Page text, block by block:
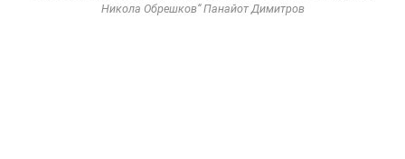
Никола Обрешков“ Панайот Димитров